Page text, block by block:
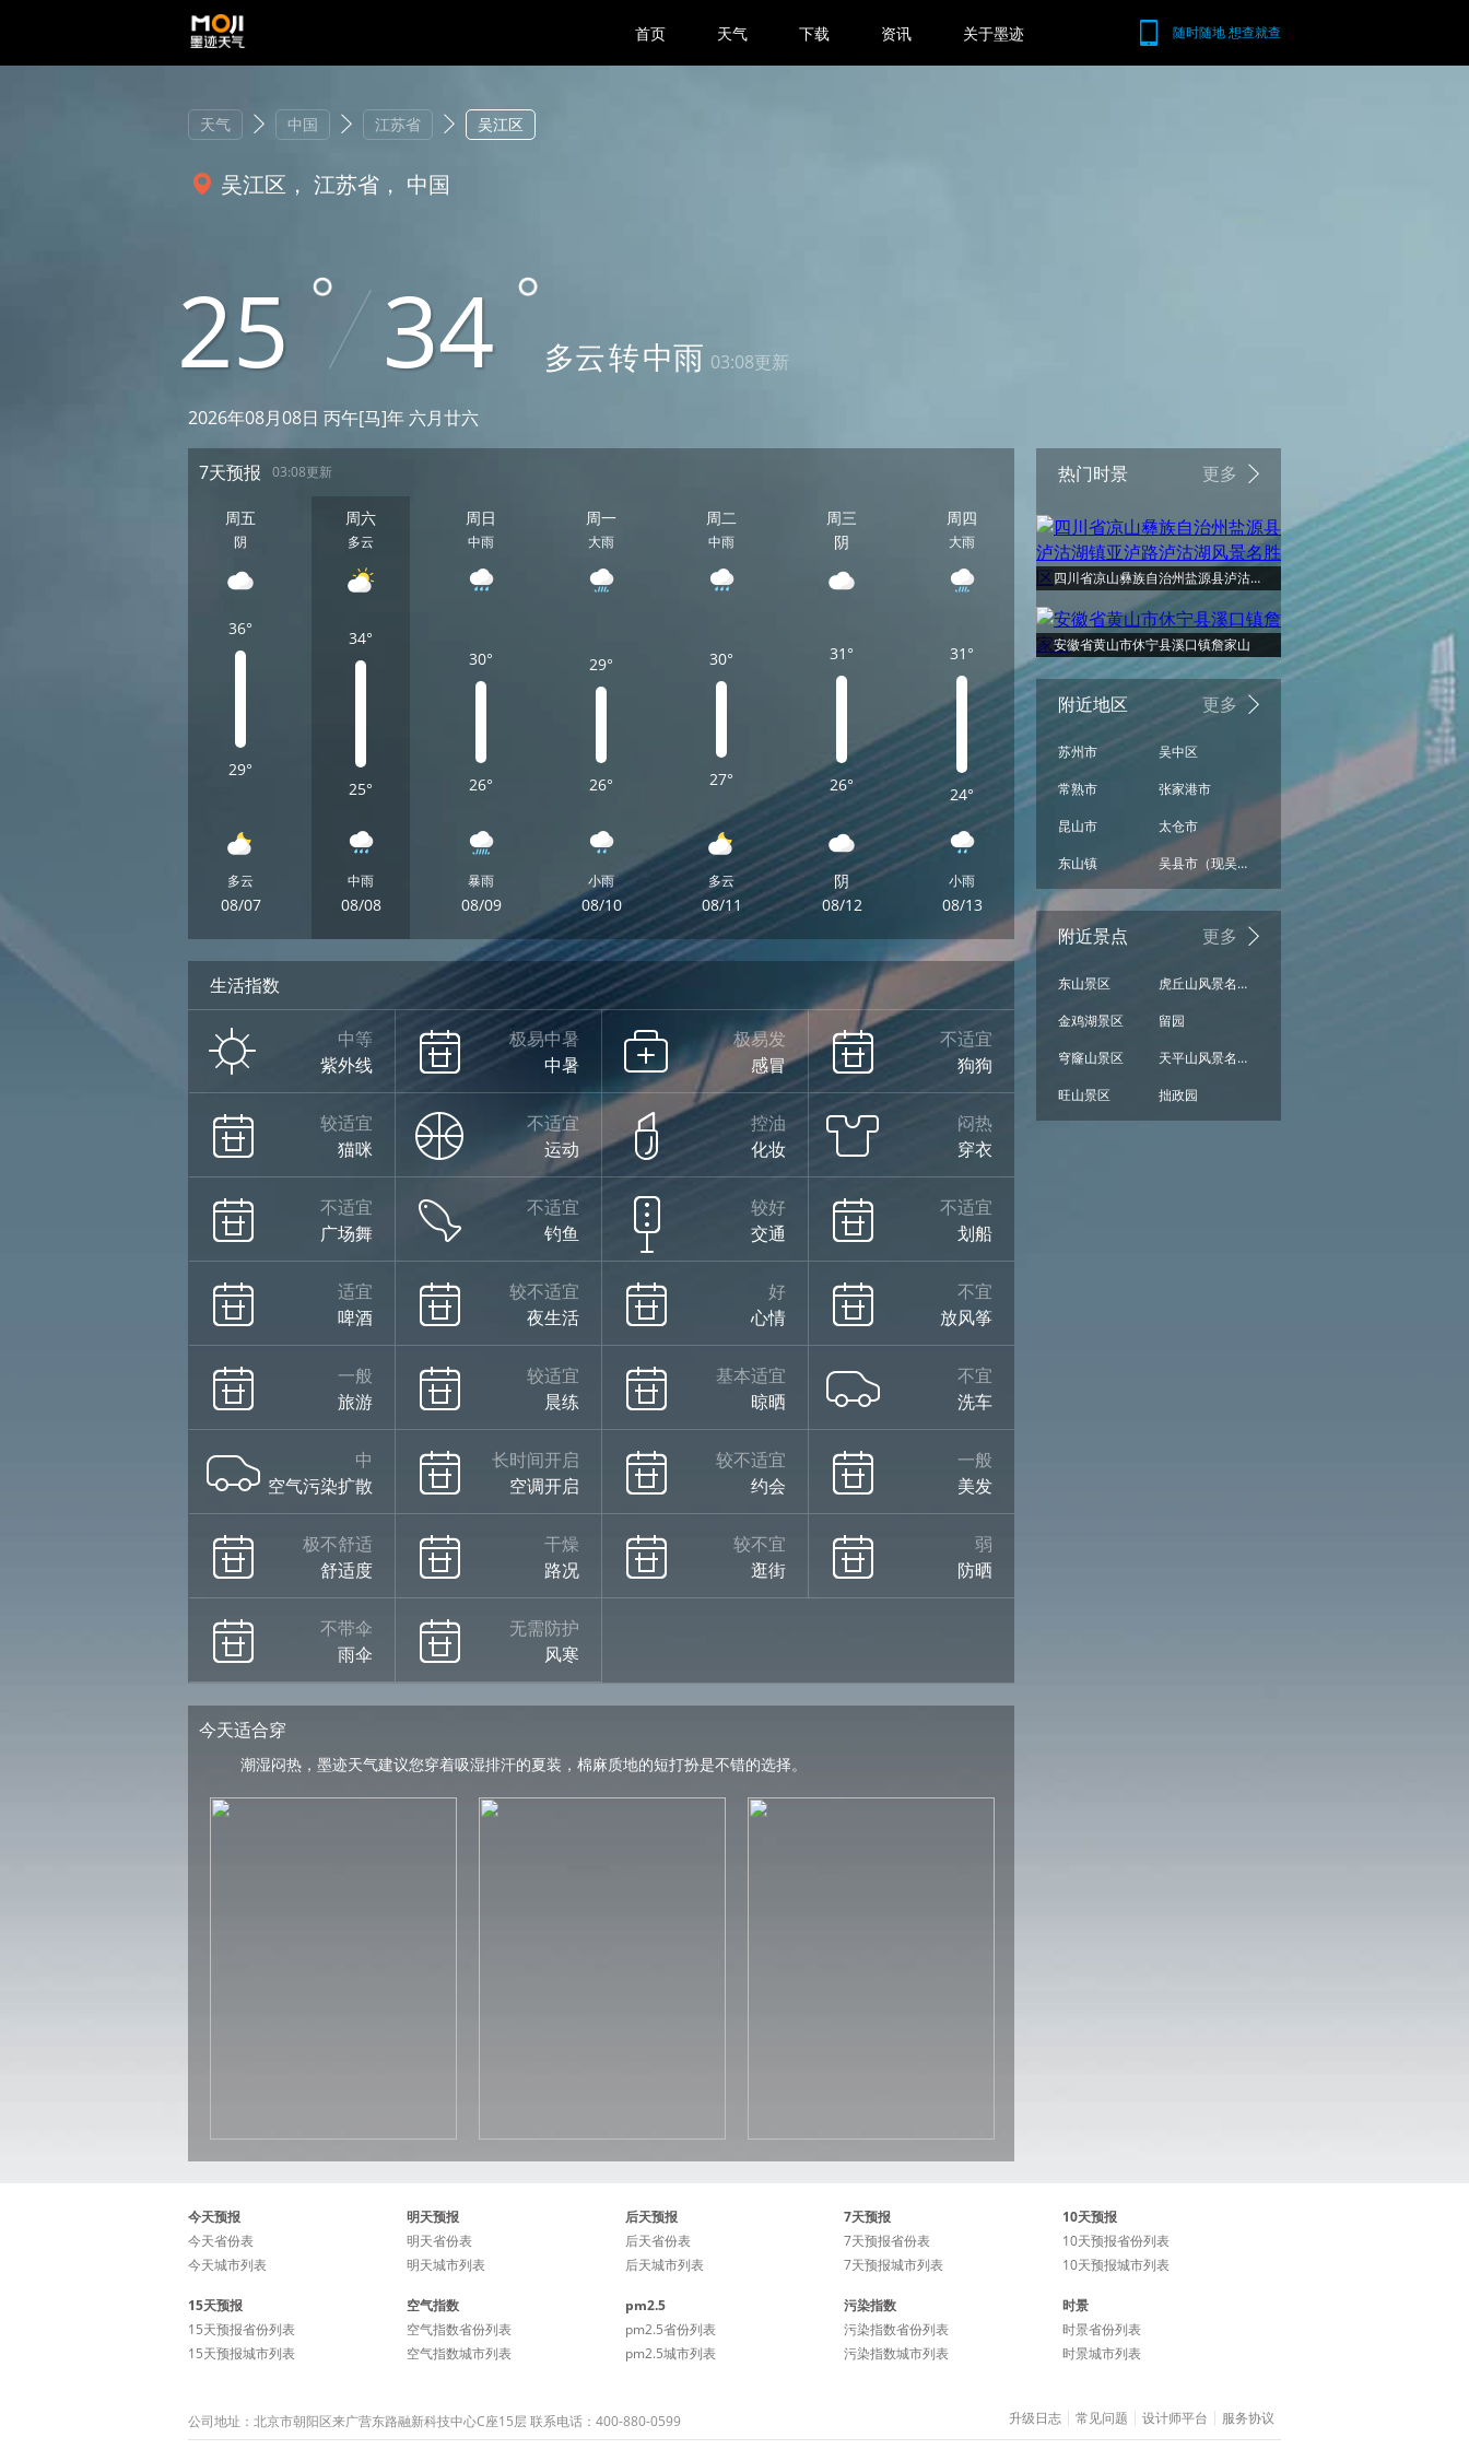
随时随地 想查就查
首页 天气 下载 资讯 关于墨迹
天气 中国 江苏省 吴江区
吴江区， 江苏省， 中国
25 34 多云转中雨 03:08更新
2026年08月08日 丙午[马]年 六月廿六
热门时景 更多
四川省凉山彝族自治州盐源县泸沽湖镇亚泸路泸沽湖风景名胜区
安徽省黄山市休宁县溪口镇詹家山
附近地区 更多
苏州市
吴中区
常熟市
张家港市
昆山市
太仓市
东山镇
吴县市（现吴中区、相城区）
附近景点 更多
东山景区
虎丘山风景名胜区
金鸡湖景区
留园
穹窿山景区
天平山风景名胜区
旺山景区
拙政园
7天预报 03:08更新
周五
阴
36°
29°
多云
08/07
周六
多云
34°
25°
中雨
08/08
周日
中雨
30°
26°
暴雨
08/09
周一
大雨
29°
26°
小雨
08/10
周二
中雨
30°
27°
多云
08/11
周三
阴
31°
26°
阴
08/12
周四
大雨
31°
24°
小雨
08/13
周五
小雨
25°
阴
08/14
生活指数
中等
紫外线
极易中暑
中暑
极易发
感冒
不适宜
狗狗
较适宜
猫咪
不适宜
运动
控油
化妆
闷热
穿衣
不适宜
广场舞
不适宜
钓鱼
较好
交通
不适宜
划船
适宜
啤酒
较不适宜
夜生活
好
心情
不宜
放风筝
一般
旅游
较适宜
晨练
基本适宜
晾晒
不宜
洗车
中
空气污染扩散
长时间开启
空调开启
较不适宜
约会
一般
美发
极不舒适
舒适度
干燥
路况
较不宜
逛街
弱
防晒
不带伞
雨伞
无需防护
风寒
今天适合穿
潮湿闷热，墨迹天气建议您穿着吸湿排汗的夏装，棉麻质地的短打扮是不错的选择。
今天预报
今天省份表
今天城市列表
明天预报
明天省份表
明天城市列表
后天预报
后天省份表
后天城市列表
7天预报
7天预报省份表
7天预报城市列表
10天预报
10天预报省份列表
10天预报城市列表
15天预报
15天预报省份列表
15天预报城市列表
空气指数
空气指数省份列表
空气指数城市列表
pm2.5
pm2.5省份列表
pm2.5城市列表
污染指数
污染指数省份列表
污染指数城市列表
时景
时景省份列表
时景城市列表
公司地址：北京市朝阳区来广营东路融新科技中心C座15层 联系电话：400-880-0599 升级日志 常见问题 设计师平台 服务协议